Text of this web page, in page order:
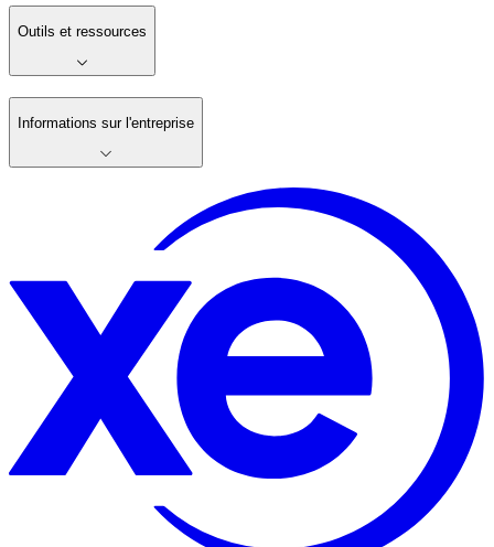
Outils et ressources
Informations sur l'entreprise